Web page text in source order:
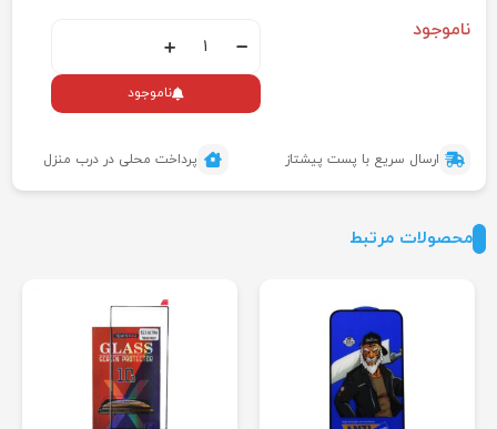
ناموجود
ناموجود
ارسال سریع با پست پیشتاز پرداخت محلی در درب منزل
محصولات مرتبط